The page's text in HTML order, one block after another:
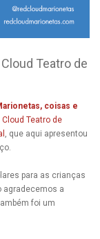
Teatro de
coisas e
Cloud Teatro de
, que aqui apresentou
para as crianças
agradecemos a
foi um